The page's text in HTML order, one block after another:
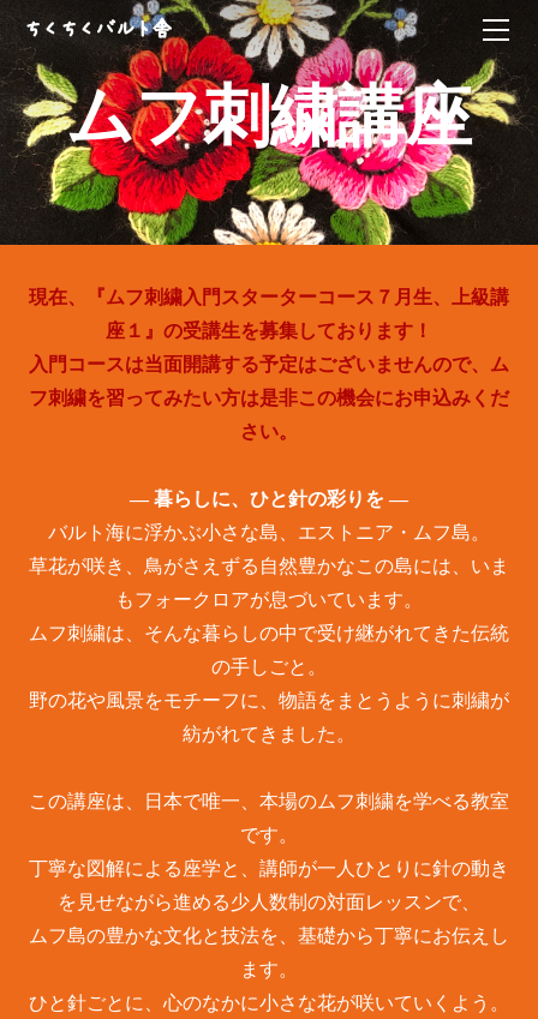
ちくちくバルト舎
ムフ刺繍講座
現在、『ムフ刺繍入門スターターコース７月生、上級講
座１』の受講生を募集しております！
入門コースは当面開講する予定はございませんので、ム
フ刺繍を習ってみたい方は是非この機会にお申込みくだ
さい。
​― 暮らしに、ひと針の彩りを ―
バルト海に浮かぶ小さな島、エストニア・ムフ島。
草花が咲き、鳥がさえずる自然豊かなこの島には、いま
もフォークロアが息づいています。
ムフ刺繍は、そんな暮らしの中で受け継がれてきた伝統
の手しごと。
野の花や風景をモチーフに、物語をまとうように刺繍が
紡がれてきました。
この講座は、日本で唯一、本場のムフ刺繍を学べる教室
です。
丁寧な図解による座学と、講師が一人ひとりに針の動き
を見せながら進める少人数制の対面レッスンで、
ムフ島の豊かな文化と技法を、基礎から丁寧にお伝えし
ます。
ひと針ごとに、心のなかに小さな花が咲いていくよう。
HOME
ABOUT
kikucönia
エストニア手芸教室
ムフ刺繍講座
workshop
ちくちくバルト三国誌
ONLINE SHOP
ちくちくバルト舎vintage
CONTACT
ログイン | 登録